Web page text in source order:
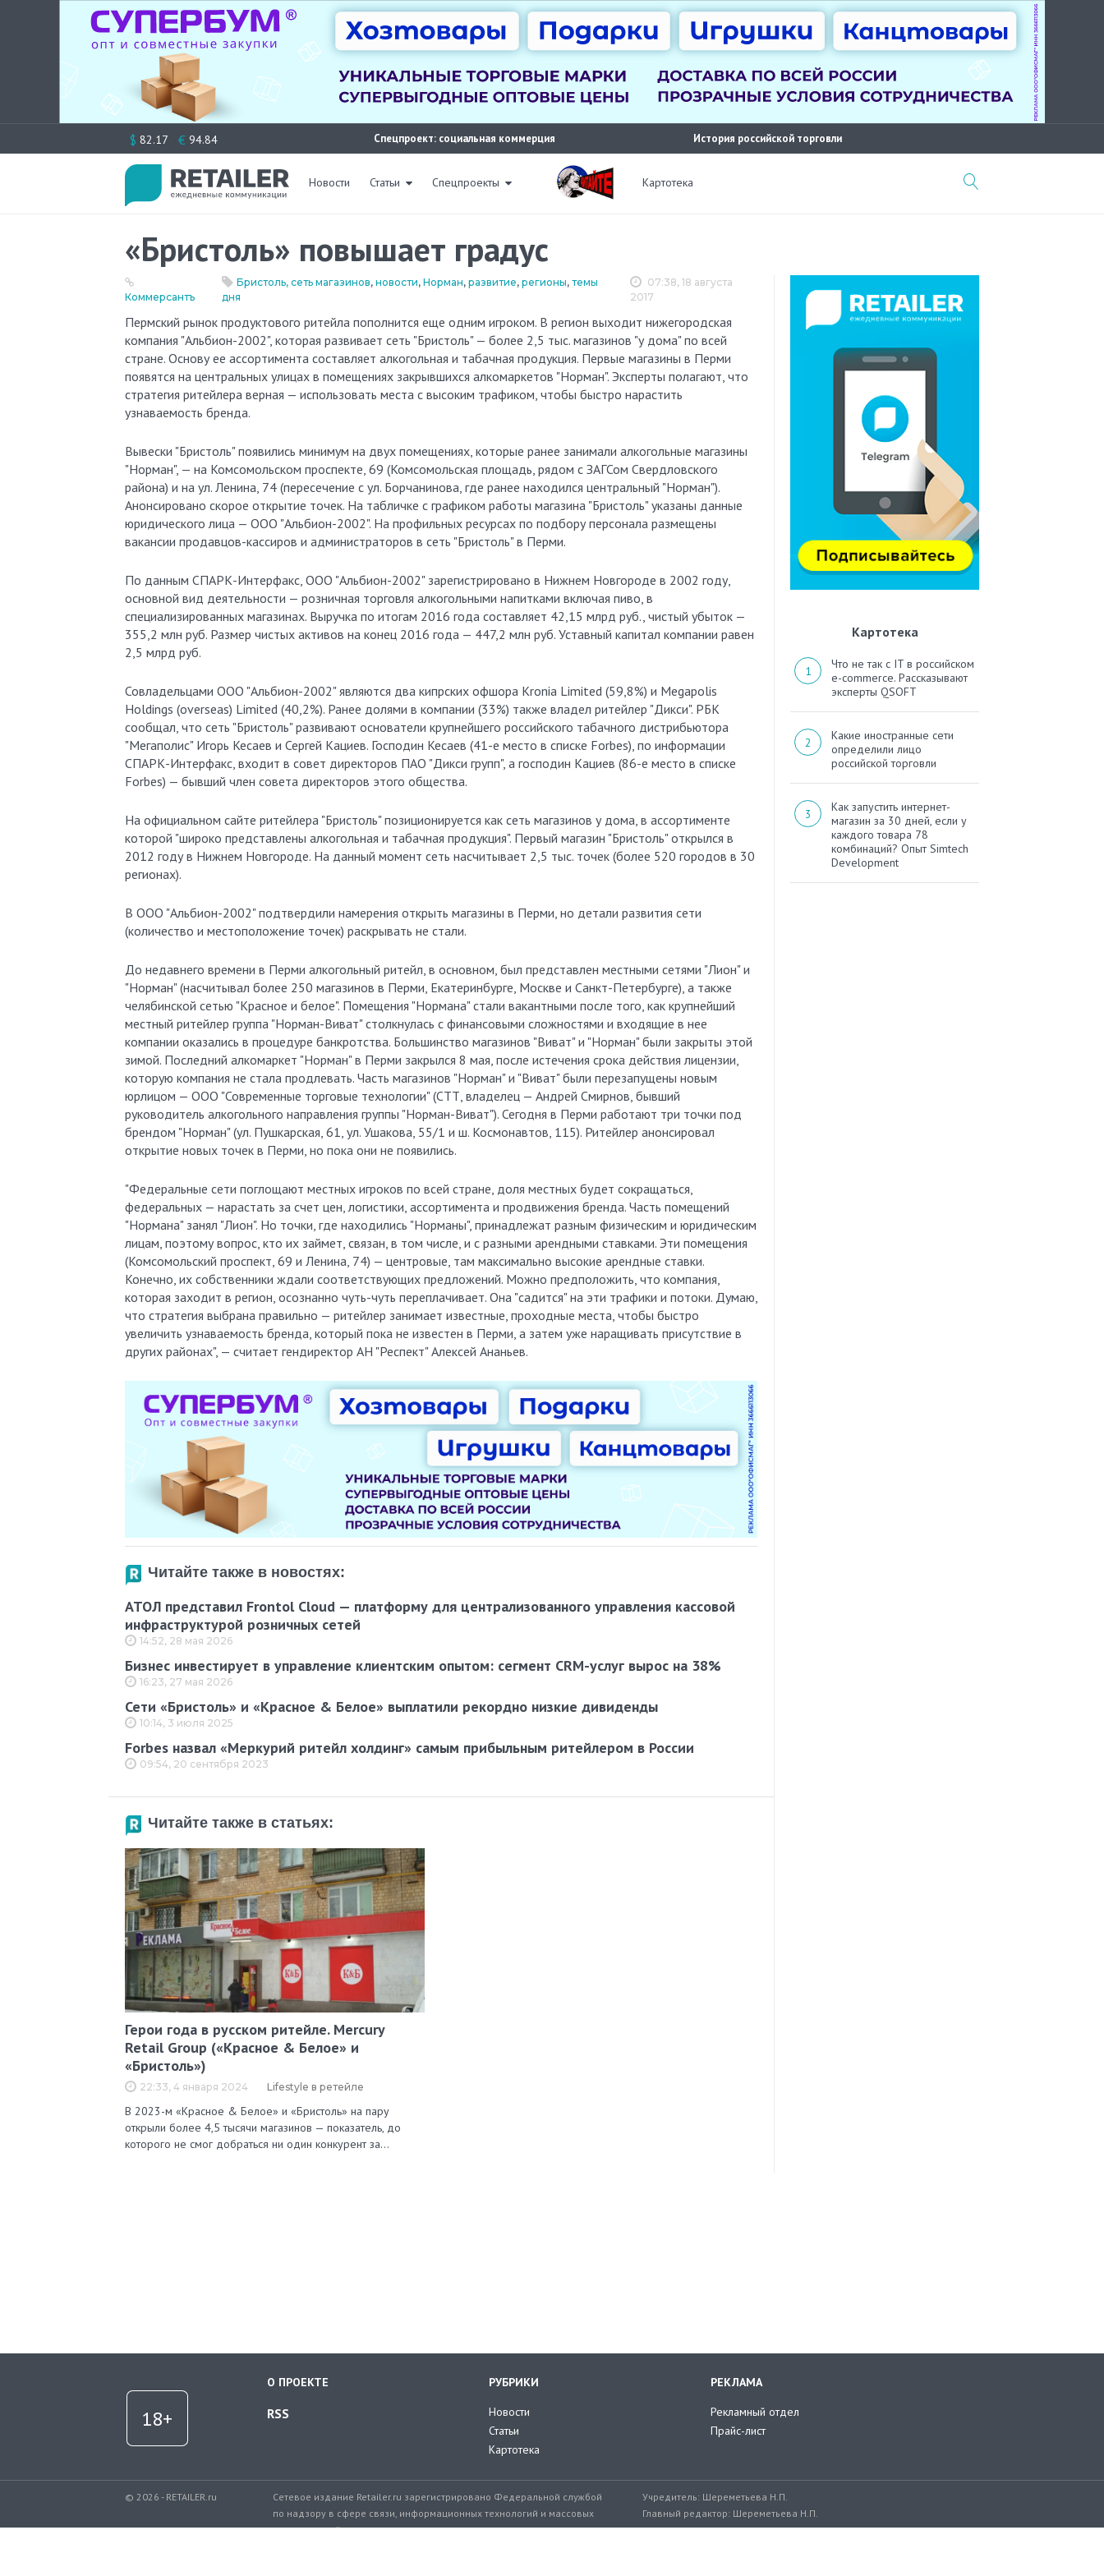
к
$ 82.17 € 94.84 Спецпроект: социальная коммерция История российской торговли
Новости Статьи Спецпроекты Картотека
«Бристоль» повышает градус
07:38, 18 августа
2017
Коммерсантъ
Бристоль, сеть магазинов, новости, Норман, развитие, регионы, темы
дня
Пермский рынок продуктового ритейла пополнится еще одним игроком. В регион выходит нижегородская
компания "Альбион-2002", которая развивает сеть "Бристоль" — более 2,5 тыс. магазинов "у дома" по всей
стране. Основу ее ассортимента составляет алкогольная и табачная продукция. Первые магазины в Перми
появятся на центральных улицах в помещениях закрывшихся алкомаркетов "Норман". Эксперты полагают, что
стратегия ритейлера верная — использовать места с высоким трафиком, чтобы быстро нарастить
узнаваемость бренда.
Вывески "Бристоль" появились минимум на двух помещениях, которые ранее занимали алкогольные магазины
"Норман", — на Комсомольском проспекте, 69 (Комсомольская площадь, рядом с ЗАГСом Свердловского
района) и на ул. Ленина, 74 (пересечение с ул. Борчанинова, где ранее находился центральный "Норман").
Анонсировано скорое открытие точек. На табличке с графиком работы магазина "Бристоль" указаны данные
юридического лица — ООО "Альбион-2002". На профильных ресурсах по подбору персонала размещены
вакансии продавцов-кассиров и администраторов в сеть "Бристоль" в Перми.
По данным СПАРК-Интерфакс, ООО "Альбион-2002" зарегистрировано в Нижнем Новгороде в 2002 году,
основной вид деятельности — розничная торговля алкогольными напитками включая пиво, в
специализированных магазинах. Выручка по итогам 2016 года составляет 42,15 млрд руб., чистый убыток —
355,2 млн руб. Размер чистых активов на конец 2016 года — 447,2 млн руб. Уставный капитал компании равен
2,5 млрд руб.
Совладельцами ООО "Альбион-2002" являются два кипрских офшора Kronia Limited (59,8%) и Megapolis
Holdings (overseas) Limited (40,2%). Ранее долями в компании (33%) также владел ритейлер "Дикси". РБК
сообщал, что сеть "Бристоль" развивают основатели крупнейшего российского табачного дистрибьютора
"Мегаполис" Игорь Кесаев и Сергей Кациев. Господин Кесаев (41-е место в списке Forbes), по информации
СПАРК-Интерфакс, входит в совет директоров ПАО "Дикси групп", а господин Кациев (86-е место в списке
Forbes) — бывший член совета директоров этого общества.
На официальном сайте ритейлера "Бристоль" позиционируется как сеть магазинов у дома, в ассортименте
которой "широко представлены алкогольная и табачная продукция". Первый магазин "Бристоль" открылся в
2012 году в Нижнем Новгороде. На данный момент сеть насчитывает 2,5 тыс. точек (более 520 городов в 30
регионах).
В ООО "Альбион-2002" подтвердили намерения открыть магазины в Перми, но детали развития сети
(количество и местоположение точек) раскрывать не стали.
До недавнего времени в Перми алкогольный ритейл, в основном, был представлен местными сетями "Лион" и
"Норман" (насчитывал более 250 магазинов в Перми, Екатеринбурге, Москве и Санкт-Петербурге), а также
челябинской сетью "Красное и белое". Помещения "Нормана" стали вакантными после того, как крупнейший
местный ритейлер группа "Норман-Виват" столкнулась с финансовыми сложностями и входящие в нее
компании оказались в процедуре банкротства. Большинство магазинов "Виват" и "Норман" были закрыты этой
зимой. Последний алкомаркет "Норман" в Перми закрылся 8 мая, после истечения срока действия лицензии,
которую компания не стала продлевать. Часть магазинов "Норман" и "Виват" были перезапущены новым
юрлицом — ООО "Современные торговые технологии" (СТТ, владелец — Андрей Смирнов, бывший
руководитель алкогольного направления группы "Норман-Виват"). Сегодня в Перми работают три точки под
брендом "Норман" (ул. Пушкарская, 61, ул. Ушакова, 55/1 и ш. Космонавтов, 115). Ритейлер анонсировал
открытие новых точек в Перми, но пока они не появились.
"Федеральные сети поглощают местных игроков по всей стране, доля местных будет сокращаться,
федеральных — нарастать за счет цен, логистики, ассортимента и продвижения бренда. Часть помещений
"Нормана" занял "Лион". Но точки, где находились "Норманы", принадлежат разным физическим и юридическим
лицам, поэтому вопрос, кто их займет, связан, в том числе, и с разными арендными ставками. Эти помещения
(Комсомольский проспект, 69 и Ленина, 74) — центровые, там максимально высокие аренд­ные ставки.
Конечно, их собственники ждали соответствующих предложений. Можно предположить, что компания,
которая заходит в регион, осознанно чуть-чуть переплачивает. Она "садится" на эти трафики и потоки. Думаю,
что стратегия выбрана правильно — ритейлер занимает известные, проходные места, чтобы быстро
увеличить узнаваемость бренда, который пока не известен в Перми, а затем уже наращивать присутствие в
других районах", — считает гендиректор АН "Респект" Алексей Ананьев.
Читайте также в новостях:
АТОЛ представил Frontol Cloud — платформу для централизованного управления кассовой
инфраструктурой розничных сетей
14:52, 28 мая 2026
Бизнес инвестирует в управление клиентским опытом: сегмент CRM-услуг вырос на 38%
16:23, 27 мая 2026
Сети «Бристоль» и «Красное & Белое» выплатили рекордно низкие дивиденды
10:14, 3 июля 2025
Forbes назвал «Меркурий ритейл холдинг» самым прибыльным ритейлером в России
09:54, 20 сентября 2023
Читайте также в статьях:
Герои года в русском ритейле. Mercury
Retail Group («Красное & Белое» и
«Бристоль»)
22:33, 4 января 2024 Lifestyle в ретейле
В 2023-м «Красное & Белое» и «Бристоль» на пару
открыли более 4,5 тысячи магазинов — показатель, до
которого не смог добраться ни один конкурент за…
Картотека
Что не так с IT в российском
e-commerce. Рассказывают
эксперты QSOFT
Какие иностранные сети
определили лицо
российской торговли
Как запустить интернет-
магазин за 30 дней, если у
каждого товара 78
комбинаций? Опыт Simtech
Development
О ПРОЕКТЕ
RSS
РУБРИКИ
Новости
Статьи
Картотека
РЕКЛАМА
Рекламный отдел
Прайс-лист
© 2026 - RETAILER.ru
Сетевое издание Retailer.ru зарегистрировано Федеральной службой
по надзору в сфере связи, информационных технологий и массовых
коммуникаций.
Учредитель: Шереметьева Н.П.
Главный редактор: Шереметьева Н.П.